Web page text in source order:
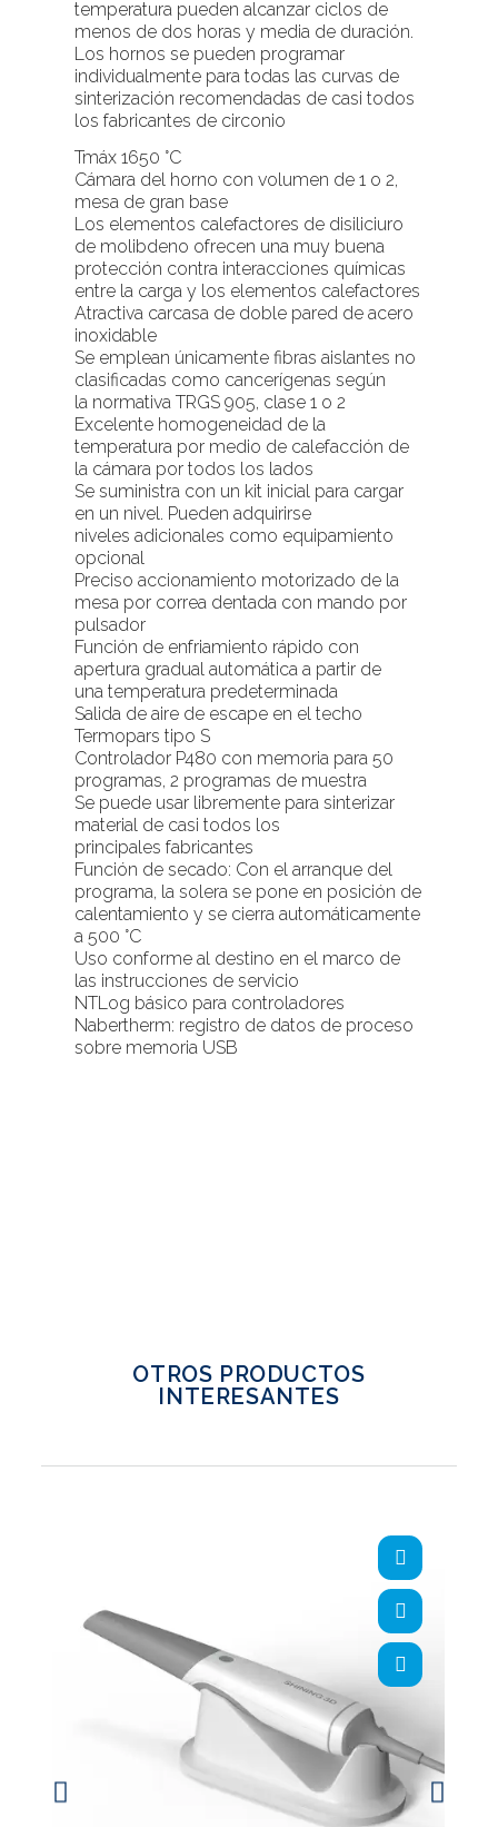
temperatura pueden alcanzar ciclos de
menos de dos horas y media de duración.
Los hornos se pueden programar
individualmente para todas las curvas de
sinterización recomendadas de casi todos
los fabricantes de circonio
Tmáx 1650 °C
Cámara del horno con volumen de 1 o 2,
mesa de gran base
Los elementos calefactores de disiliciuro
de molibdeno ofrecen una muy buena
protección contra interacciones químicas
entre la carga y los elementos calefactores
Atractiva carcasa de doble pared de acero
inoxidable
Se emplean únicamente fibras aislantes no
clasificadas como cancerígenas según
la normativa TRGS 905, clase 1 o 2
Excelente homogeneidad de la
temperatura por medio de calefacción de
la cámara por todos los lados
Se suministra con un kit inicial para cargar
en un nivel. Pueden adquirirse
niveles adicionales como equipamiento
opcional
Preciso accionamiento motorizado de la
mesa por correa dentada con mando por
pulsador
Función de enfriamiento rápido con
apertura gradual automática a partir de
una temperatura predeterminada
Salida de aire de escape en el techo
Termopars tipo S
Controlador P480 con memoria para 50
programas, 2 programas de muestra
Se puede usar libremente para sinterizar
material de casi todos los
principales fabricantes
Función de secado: Con el arranque del
programa, la solera se pone en posición de
calentamiento y se cierra automáticamente
a 500 °C
Uso conforme al destino en el marco de
las instrucciones de servicio
NTLog básico para controladores
Nabertherm: registro de datos de proceso
sobre memoria USB
OTROS PRODUCTOS
INTERESANTES